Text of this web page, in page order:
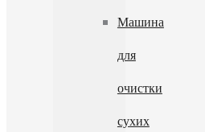
Машина
для
очистки
сухих